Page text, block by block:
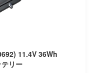
11.4V 36Wh
ッテリー